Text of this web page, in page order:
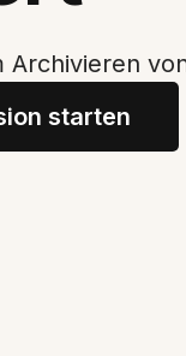
Archivieren
starten